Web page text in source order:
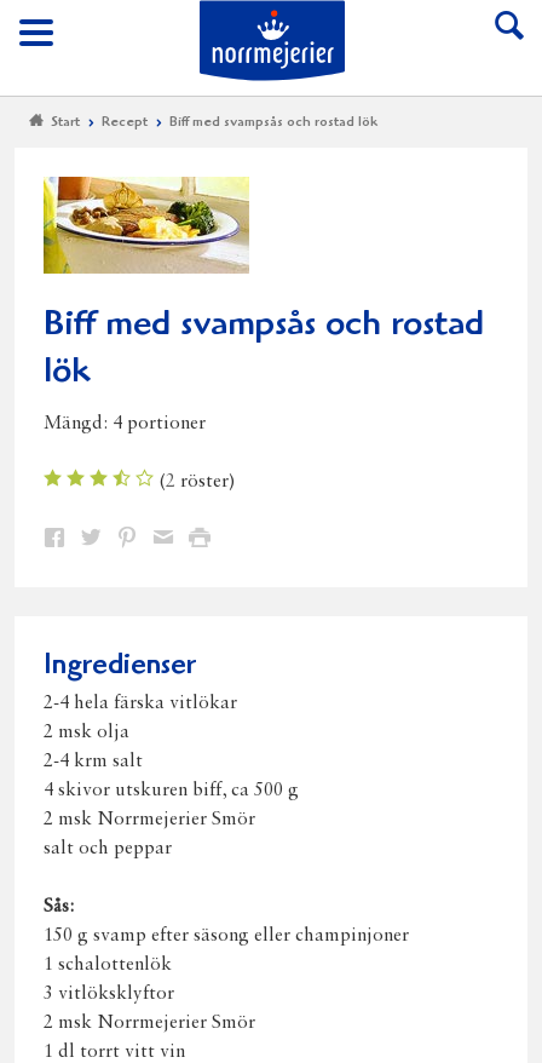
Meny
Till Norrmejerier
Start Recept Biff med svampsås och rostad lök
Biff med svampsås och rostad
lök
Mängd: 4 portioner
(2 röster)
Dela Dela Dela DelaSkriv
Ingredienser
2-4 hela färska vitlökar
2 msk olja
2-4 krm salt
4 skivor utskuren biff, ca 500 g
2 msk Norrmejerier Smör
salt och peppar
Sås:
150 g svamp efter säsong eller champinjoner
1 schalottenlök
3 vitlöksklyftor
2 msk Norrmejerier Smör
1 dl torrt vitt vin